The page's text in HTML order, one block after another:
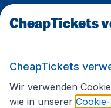
Internationale
Folgen Sie uns:
CheapTickets
CheapTickets
Wir verwenden
wie in unserer